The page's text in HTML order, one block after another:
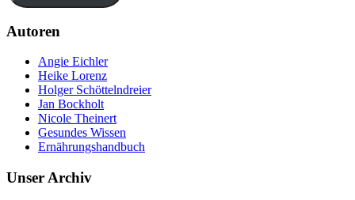
Autoren
Angie Eichler
Heike Lorenz
Holger Schöttelndreier
Jan Bockholt
Nicole Theinert
Gesundes Wissen
Ernährungshandbuch
Unser Archiv